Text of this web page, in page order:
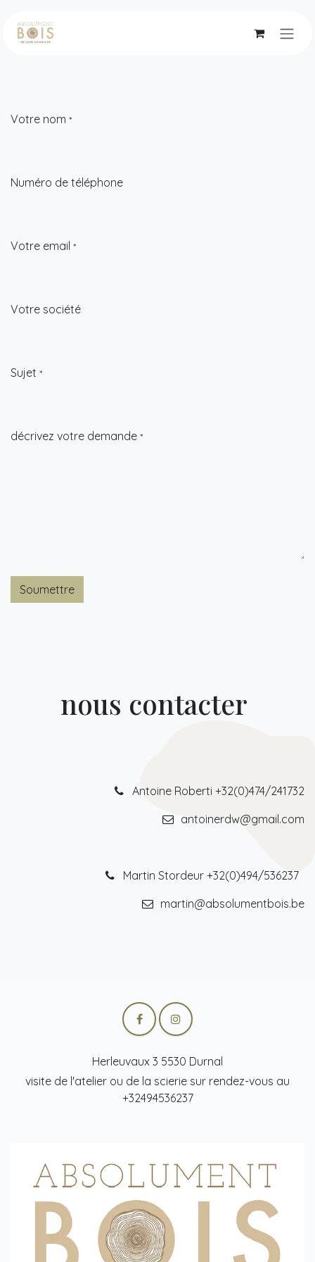
Votre nom *
Numéro de téléphone
Votre email *
Votre société
Sujet *
​décrivez votre demande *
Soumettre
nous contacter
Antoine Roberti +32(0)474/241732
antoinerdw@gmail.com
Martin Stordeur +32(0)494/536237
martin@absolumentbois.be
Herleuvaux 3 5530 Durnal
visite de l'atelier ou de la scierie sur rendez-vous au
+32494536237